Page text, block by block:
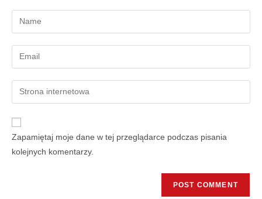
Zapamiętaj moje dane w tej przeglądarce podczas pisania
kolejnych komentarzy.